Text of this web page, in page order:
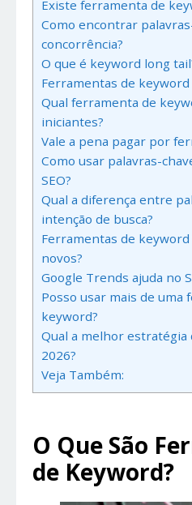
Existe ferramenta de
Como encontrar
concorrência?
O que é keyword long
Ferramentas de keyword
Qual ferramenta de
iniciantes?
Vale a pena pagar por
Como usar palavras-
SEO?
Qual a diferença entre
intenção de busca?
Ferramentas de
novos?
Google Trends ajuda no
Posso usar mais de uma
keyword?
Qual a melhor estratégia
2026?
Veja Também:
O Que São
de Keyword?